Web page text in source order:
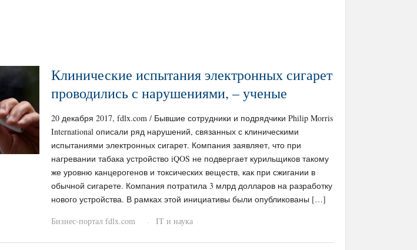
Клинические испытания электронных сигарет
проводились с нарушениями, – ученые
20 декабря 2017, fdlx.com / Бывшие сотрудники и подрядчики Philip Morris
International описали ряд нарушений, связанных с клиническими
испытаниями электронных сигарет. Компания заявляет, что при
нагревании табака устройство iQOS не подвергает курильщиков такому
же уровню канцерогенов и токсических веществ, как при сжигании в
обычной сигарете. Компания потратила 3 млрд долларов на разработку
нового устройства. В рамках этой инициативы были опубликованы […]
Бизнес-портал fdlx.com
· IT и наука